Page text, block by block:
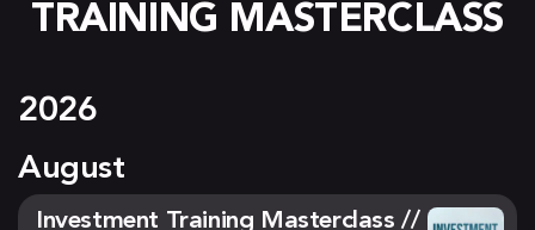
TRAINING MASTERCLASS
2026
August
Investment Training Masterclass //